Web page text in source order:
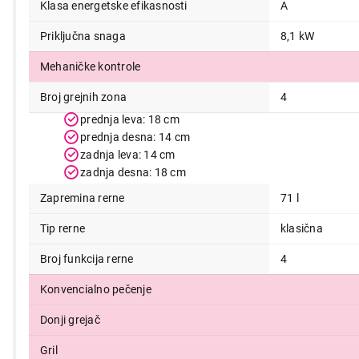
Klasa energetske efikasnosti A
Priključna snaga 8,1 kW
Mehaničke kontrole
Broj grejnih zona
4
prednja leva: 18 cm
prednja desna: 14 cm
zadnja leva: 14 cm
zadnja desna: 18 cm
Zapremina rerne
71 l
Tip rerne klasična
Broj funkcija rerne 4
Konvencialno pečenje
Donji grejač
Gril